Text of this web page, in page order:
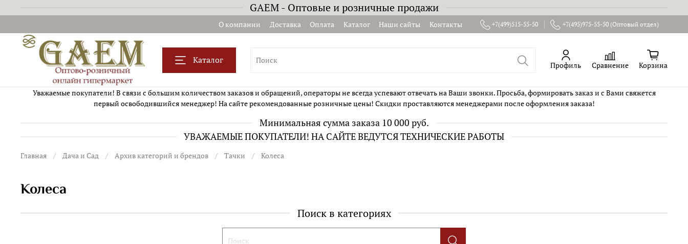
GAEM - Оптовые и розничные продажи
О компании Доставка Оплата Каталог Наши сайты Контакты +7(499)515-55-50 +7(495)975-55-50 (Оптовый отдел)
Каталог Профиль Сравнение Корзина
Уважаемые покупатели! В связи с большим количеством заказов и обращений, операторы не всегда успевают отвечать на Ваши звонки. Просьба, формировать заказ и с Вами свяжется
первый освободившийся менеджер! На сайте рекомендованные розничные цены! Скидки проставляются менеджерами после оформления заказа!
Минимальная сумма заказа 10 000 руб.
УВАЖАЕМЫЕ ПОКУПАТЕЛИ! НА САЙТЕ ВЕДУТСЯ ТЕХНИЧЕСКИЕ РАБОТЫ
Главная Дача и Сад Архив категорий и брендов Тачки Колеса
Колеса
Поиск в категориях